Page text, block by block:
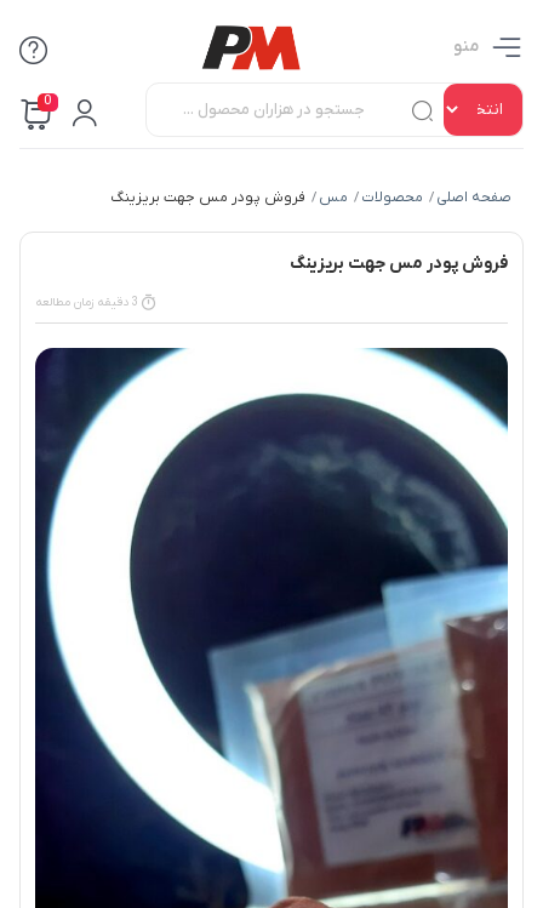
منو
0
صفحه اصلی / محصولات / مس / فروش پودر مس جهت بریزینگ
فروش پودر مس جهت بریزینگ
3 دقیقه زمان مطالعه